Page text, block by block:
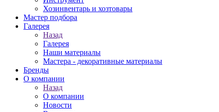
Хозинвентарь и хозтовары
Мастер подбора
Галерея
Назад
Галерея
Наши материалы
Мастера - декоративные материалы
Бренды
О компании
Назад
О компании
Новости